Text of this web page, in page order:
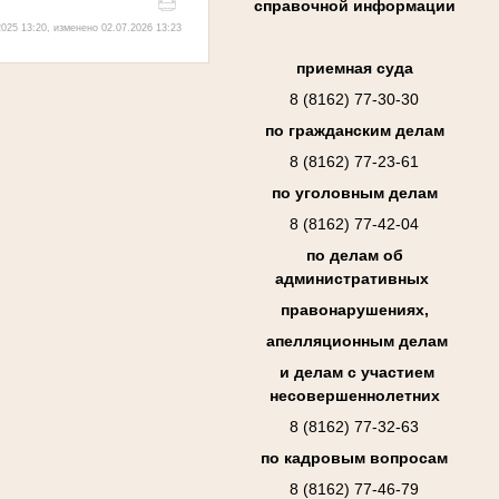
справочной информации
приемная суда
8 (8162) 77-30-30
по гражданским делам
8 (8162) 77-23-61
по уголовным делам
8 (8162) 77-42-04
по делам об
административных
правонарушениях,
апелляционным делам
и делам с участием
несовершеннолетних
8 (8162) 77-32-63
по кадровым вопросам
8 (8162) 77-46-79
13:20, изменено 02.07.2026 13:23